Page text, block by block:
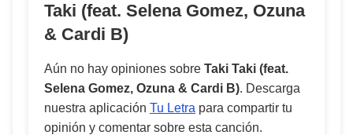
Taki (feat. Selena Gomez, Ozuna
& Cardi B)
Aún no hay opiniones sobre Taki Taki (feat.
Selena Gomez, Ozuna & Cardi B). Descarga
nuestra aplicación Tu Letra para compartir tu
opinión y comentar sobre esta canción.